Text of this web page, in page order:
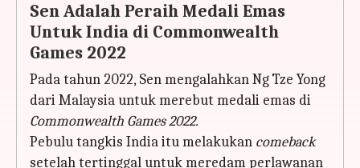
Sen Adalah Peraih Medali Emas
Untuk India di Commonwealth
Games 2022
Pada tahun 2022, Sen mengalahkan Ng Tze Yong
dari Malaysia untuk merebut medali emas di
Commonwealth Games 2022.
Pebulu tangkis India itu melakukan comeback
setelah tertinggal untuk meredam perlawanan